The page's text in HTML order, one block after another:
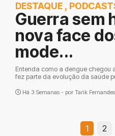
DESTAQUE ,
Guerra sem
nova face
mode...
Entenda como a dengue chegou
fez parte da evolução da saúde
Há 3 Semanas - por Tarik Fernandes
1 2